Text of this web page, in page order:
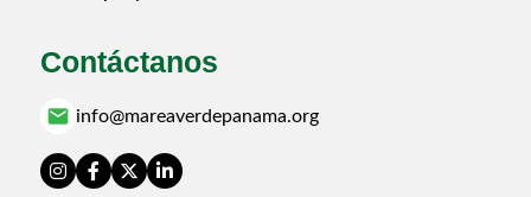
Contáctanos
email info@mareaverdepanama.org